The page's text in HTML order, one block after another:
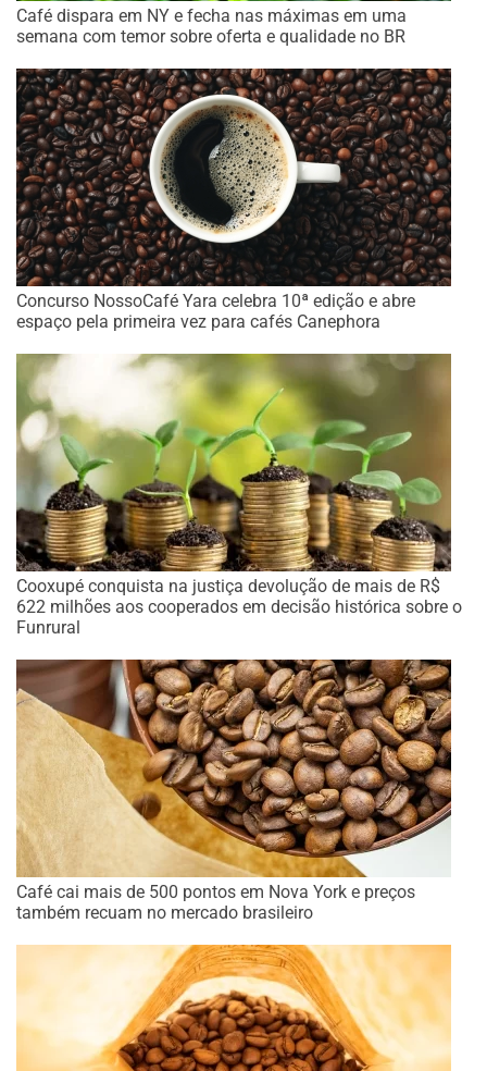
Café dispara em NY e fecha nas máximas em uma
semana com temor sobre oferta e qualidade no BR
Concurso NossoCafé Yara celebra 10ª edição e abre
espaço pela primeira vez para cafés Canephora
Cooxupé conquista na justiça devolução de mais de R$
622 milhões aos cooperados em decisão histórica sobre o
Funrural
Café cai mais de 500 pontos em Nova York e preços
também recuam no mercado brasileiro